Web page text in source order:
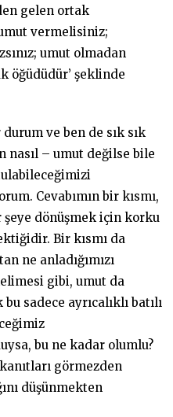
gelen ortak
vermelisiniz;
umut olmadan
öğüdüdür’ şeklinde
ve ben de sık sık
nasıl – umut değilse bile
Cevabımın bir kısmı,
dönüşmek için korku
Bir kısmı da
ne anladığımızı
gibi, umut da
sadece ayrıcalıklı batılı
bu ne kadar olumlu?
görmezden
düşünmekten